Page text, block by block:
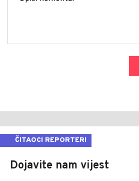
ČITAOCI REPORTERI
Dojavite nam vijest